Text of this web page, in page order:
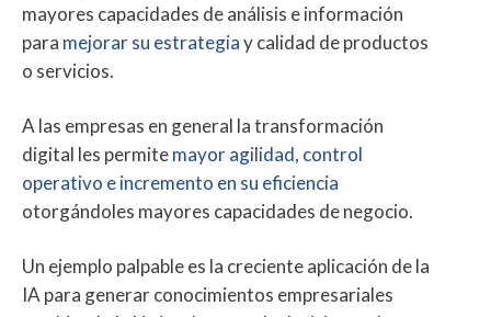
mayores capacidades de análisis e información
para mejorar su estrategiay calidad de productos
o servicios.
A las empresas en general la transformación
digital les permitemayor agilidad, control
operativo e incremento en su eficiencia
otorgándoles mayores capacidades de negocio.
Un ejemplo palpable es la creciente aplicación de la
IA para generar conocimientos empresariales